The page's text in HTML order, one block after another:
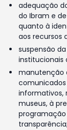
adequação
do Ibram e
quanto à
aos recursos
suspensão
institucionais
manutenção
informativos,
museus, à
transparência;